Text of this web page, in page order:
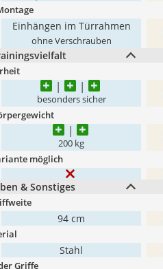
Einhängen im Türrahmen
ohne Verschrauben
besonders sicher
200 kg
möglich
& Sonstiges
94 cm
Stahl
Griffe